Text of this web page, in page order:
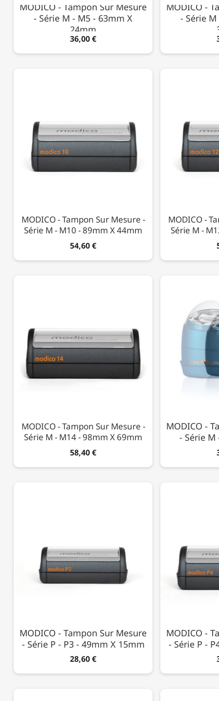
MODICO - Tampon Sur Mesure
- Série M - M5 - 63mm X
24mm
36,00 €
MODICO -
- Série
MODICO - Tampon Sur Mesure -
Série M - M10 - 89mm X 44mm
54,60 €
MODICO -
Série M -
MODICO - Tampon Sur Mesure -
Série M - M14 - 98mm X 69mm
58,40 €
MODICO -
- Série
MODICO - Tampon Sur Mesure
- Série P - P3 - 49mm X 15mm
28,60 €
MODICO -
- Série P -